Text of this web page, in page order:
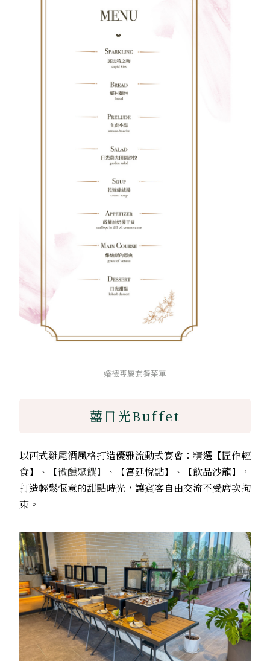
婚禮專屬套餐菜單
囍日光Buffet
以西式雞尾酒風格打造優雅流動式宴會：精選【匠作輕
食】、【微醺聚饌】、
【宮廷悅點】、【飲品沙龍】，
打造輕鬆愜意的甜點時光，讓賓客自由交流不受席次拘
束。